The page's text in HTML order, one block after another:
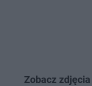
Zobacz